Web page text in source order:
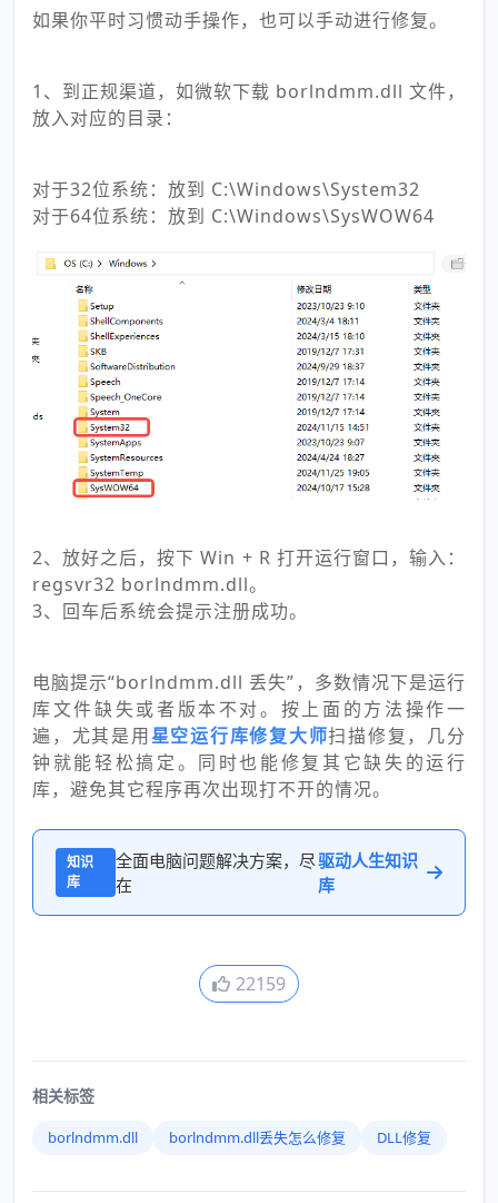
如果你平时习惯动手操作，也可以手动进行修复。
1、到正规渠道，如微软下载 borlndmm.dll 文件，
放入对应的目录：
对于32位系统：放到 C:\Windows\System32
对于64位系统：放到 C:\Windows\SysWOW64
2、放好之后，按下 Win + R 打开运行窗口，输入：
regsvr32 borlndmm.dll。
3、回车后系统会提示注册成功。
电脑提示“borlndmm.dll 丢失”，多数情况下是运行
库文件缺失或者版本不对。按上面的方法操作一
遍，尤其是用星空运行库修复大师扫描修复，几分
钟就能轻松搞定。同时也能修复其它缺失的运行
库，避免其它程序再次出现打不开的情况。
知识
库
全面电脑问题解决方案，尽
在
驱动人生知识
库
22159
相关标签
borlndmm.dll borlndmm.dll丢失怎么修复 DLL修复